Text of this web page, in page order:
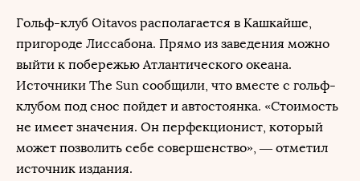
Гольф-клуб Oitavos располагается в Кашкайше,
пригороде Лиссабона. Прямо из заведения можно
выйти к побережью Атлантического океана.
Источники The Sun сообщили, что вместе с гольф-
клубом под снос пойдет и автостоянка. «Стоимость
не имеет значения. Он перфекционист, который
может позволить себе совершенство», — отметил
источник издания.